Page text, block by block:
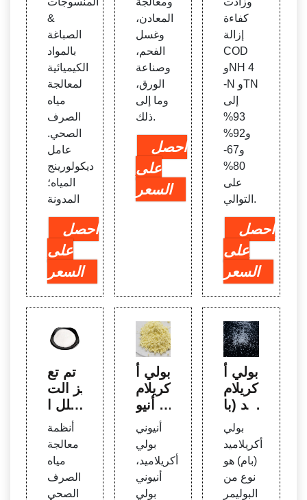
&
الصباغة
بالمواد
الكيميائية
لمعالجة
مياه
الصرف
الصحي.
عامل
ديكولورينج
المياه؛
المدونة
احصل
على
السعر
المعادن،
وغسل
الفحم،
وصناعة
الورق،
وما إلى
ذلك.
احصل
على
السعر
كفاءة
إزالة
COD
وNH 4
-N وTN
إلى
93%
و92%
و67-
80%
على
التوالي.
احصل
على
السعر
تم تع
زيز الت
حلل ا
لميكر
وبي ل
لبولي
أكريلا
ميد و
أنظمة
معالجة
مياه
الصرف
الصحي
بولي أ
كريلام
يد أنيو
مورد
معالج
ة المي
اه
أنيوني
بولي
أكريلاميد،
أنيوني
بولي
بولي أ
كريلام
يد (با
م) من
إنتاج ي
اوتشن
غ يونغ
شينغ
بولي
أكريلاميد
(بام) هو
نوع من
البوليمر